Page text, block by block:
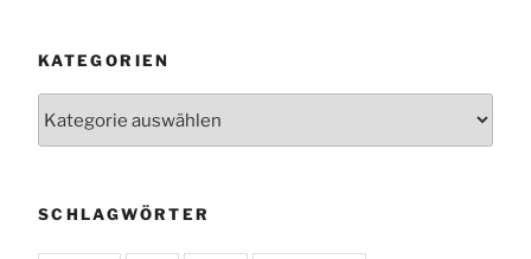
KATEGORIEN
SCHLAGWÖRTER